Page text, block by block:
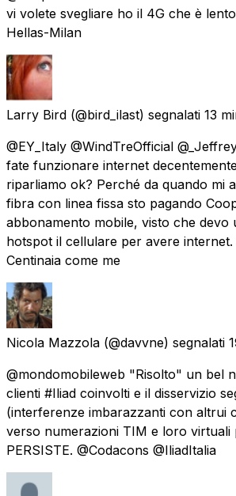
vi volete svegliare ho il 4G che è
Hellas-Milan
Larry Bird (@bird_ilast) segnalati 13
@EY_Italy @WindTreOfficial
fate funzionare internet
riparliamo ok? Perché da quando mi
fibra con linea fissa sto pagando
abbonamento mobile, visto che devo
hotspot il cellulare per avere
Centinaia come me
Nicola Mazzola (@davvne) segnalati
@mondomobileweb "Risolto" un bel
clienti #Iliad coinvolti e il disservizio
(interferenze imbarazzanti con altrui
verso numerazioni TIM e loro virtuali
PERSISTE. @Codacons @IliadItalia